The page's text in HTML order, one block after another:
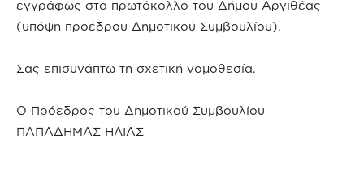
εγγράφως στο πρωτόκολλο του Δήμου Αργιθέας
(υπόψη προέδρου Δημοτικού Συμβουλίου).
Σας επισυνάπτω τη σχετική νομοθεσία.
Ο Πρόεδρος του Δημοτικού Συμβουλίου
ΠΑΠΑΔΗΜΑΣ ΗΛΙΑΣ